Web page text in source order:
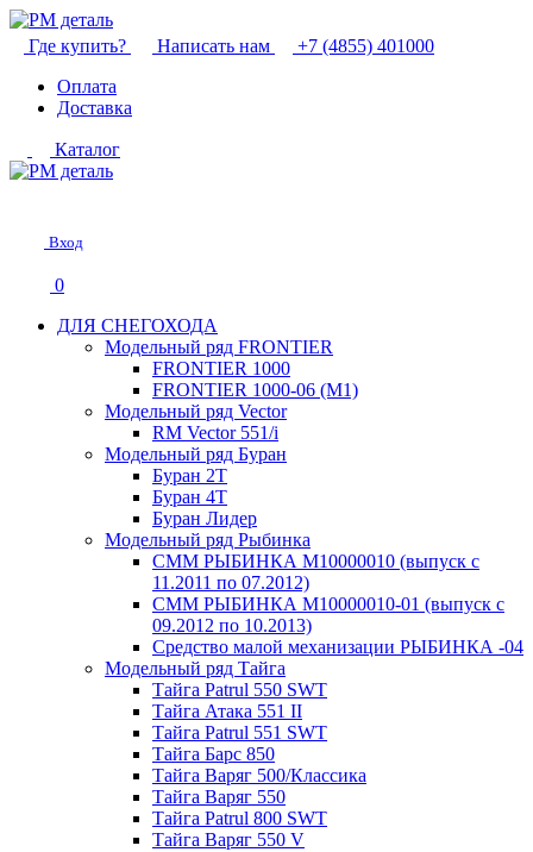
Где купить? Написать нам
+7 (4855) 401000
Оплата
Доставка
Каталог
Вход
0
ДЛЯ СНЕГОХОДА
Модельный ряд FRONTIER
FRONTIER 1000
FRONTIER 1000-06 (М1)
Модельный ряд Vector
RM Vector 551/i
Модельный ряд Буран
Буран 2Т
Буран 4Т
Буран Лидер
Модельный ряд Рыбинка
СММ РЫБИНКА M10000010 (выпуск с
11.2011 по 07.2012)
СММ РЫБИНКА M10000010-01 (выпуск с
09.2012 по 10.2013)
Средство малой механизации РЫБИНКА -04
Модельный ряд Тайга
Тайга Patrul 550 SWT
Тайга Атака 551 II
Тайга Patrul 551 SWT
Тайга Барс 850
Тайга Варяг 500/Классика
Тайга Варяг 550
Тайга Patrul 800 SWT
Тайга Варяг 550 V